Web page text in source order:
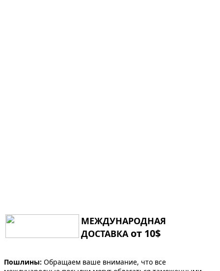
МЕЖДУНАРОДНАЯ
ДОСТАВКА от 10$
Пошлины: Обращаем ваше внимание, что все